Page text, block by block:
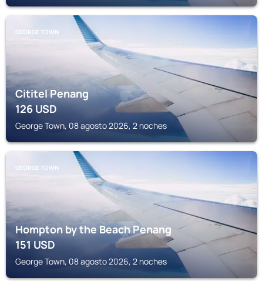
GEORGE TOWN
Cititel Penang
126USD
George Town, 08 agosto 2026, 2 noches
GEORGE TOWN
Hompton by the Beach Penang
151USD
George Town, 08 agosto 2026, 2 noches